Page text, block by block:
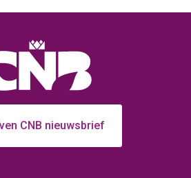
CNB nieuwsbrief